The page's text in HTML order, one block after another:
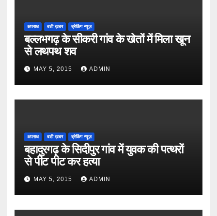
अपराध बडी ख़बर ब्रेकिंग न्यूज़
बल्लभगढ़ के सीकरी गांव के खेतों में मिला खून
से लथपथ शव
MAY 5, 2015 ADMIN
अपराध बडी ख़बर ब्रेकिंग न्यूज़
बहादुरगढ़ के सिदीपुर गांव में युवक की पत्थरों
से पीट पीट कर हत्या
MAY 5, 2015 ADMIN